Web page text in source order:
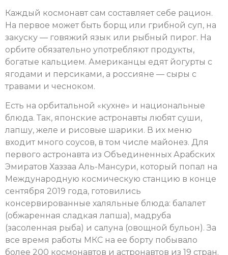
Каждый космонавт сам составляет себе рацион.
На первое может быть борщ или грибной суп, на
закуску — говяжий язык или рыбный пирог. На
орбите обязательно употребляют продукты,
богатые кальцием. Американцы едят йогурты с
ягодами и персиками, а россияне — сыры с
травами и чесноком.
Есть на орбитальной «кухне» и национальные
блюда. Так, японские астронавты любят суши,
лапшу, желе и рисовые шарики. В их меню
входит много соусов, в том числе майонез. Для
первого астронавта из Объединенных Арабских
Эмиратов Хаззаа Аль-Мансури, который попал на
Международную космическую станцию в конце
сентября 2019 года, готовились
консервированные халяльные блюда: балалет
(обжаренная сладкая лапша), мадруба
(засоленная рыба) и салуна (овощной бульон). За
все время работы МКС на ее борту побывало
более 200 космонавтов и астронавтов из 19 стран.